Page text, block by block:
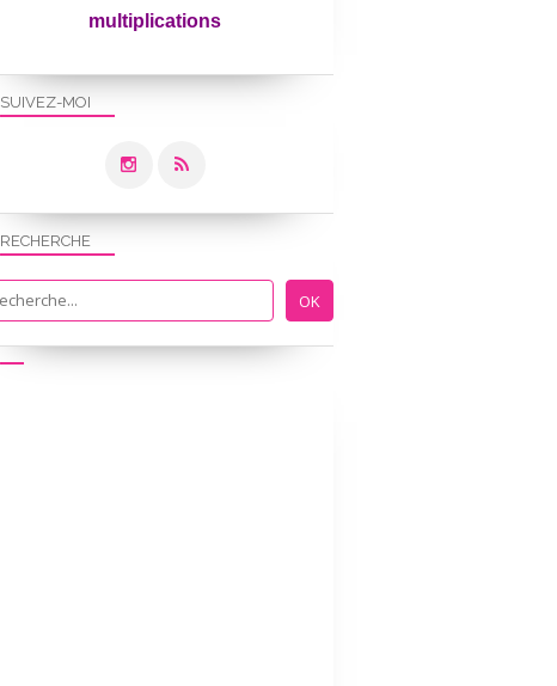
SUIVEZ-MOI
RECHERCHE
multiplications